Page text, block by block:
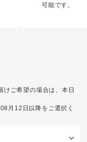
可能です。
ご希望の場合は、本日
月12日以降をご選択く